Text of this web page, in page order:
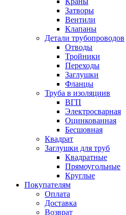
Затворы
Вентили
Клапаны
Детали трубопроводов
Отводы
Тройники
Переходы
Заглушки
Фланцы
Труба в изоляциив
ВГП
Электросварная
Оцинкованная
Бесшовная
Квадрат
Заглушки для труб
Квадратные
Прямоугольные
Круглые
Покупателям
Оплата
Доставка
Возврат